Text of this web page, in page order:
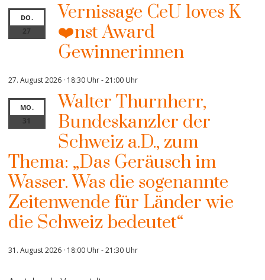
DO.
27
Vernissage CeU loves K
❤️nst Award
Gewinnerinnen
27. August 2026 · 18:30 Uhr-21:00 Uhr
MO.
31
Walter Thurnherr,
Bundeskanzler der
Schweiz a.D., zum
Thema: „Das Geräusch im
Wasser. Was die sogenannte
Zeitenwende für Länder wie
die Schweiz bedeutet“
31. August 2026 · 18:00 Uhr-21:30 Uhr